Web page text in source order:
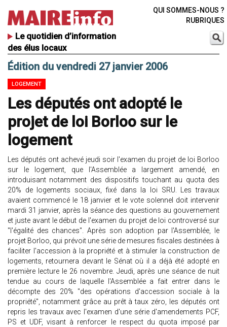
Le quotidien d’information
des élus locaux
QUI SOMMES-NOUS ?
RUBRIQUES
Édition du vendredi 27 janvier 2006
LOGEMENT
Les députés ont adopté le
projet de loi Borloo sur le
logement
Les députés ont achevé jeudi soir l'examen du projet de loi Borloo
sur le logement, que l'Assemblée a largement amendé, en
introduisant notamment des dispositifs touchant au quota des
20% de logements sociaux, fixé dans la loi SRU. Les travaux
avaient commencé le 18 janvier et le vote solennel doit intervenir
mardi 31 janvier, après la séance des questions au gouvernement
et juste avant le début de l'examen du projet de loi controversé sur
"l'égalité des chances". Après son adoption par l'Assemblée, le
projet Borloo, qui prévoit une série de mesures fiscales destinées à
faciliter l'accession à la propriété et à stimuler la construction de
logements, retournera devant le Sénat où il a déjà été adopté en
première lecture le 26 novembre. Jeudi, après une séance de nuit
tendue au cours de laquelle l'Assemblée a fait entrer dans le
décompte des 20% "des opérations d'accession sociale à la
propriété", notamment grâce au prêt à taux zéro, les députés ont
repris les travaux avec l'examen d'une série d'amendements PCF,
PS et UDF, visant à renforcer le respect du quota imposé par